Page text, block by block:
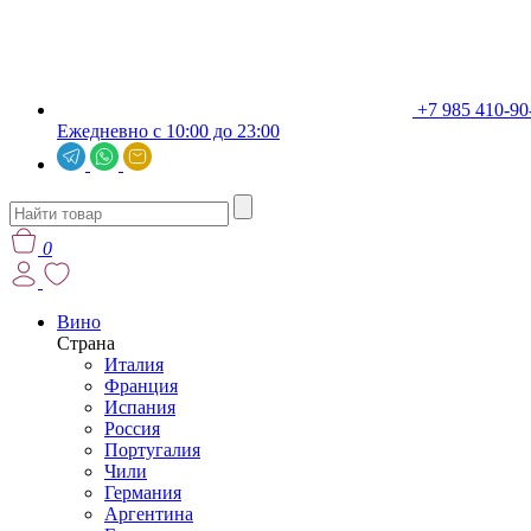
+7 985 410-
Ежедневно с 10:00 до 23:00
0
Вино
Страна
Италия
Франция
Испания
Россия
Португалия
Чили
Германия
Аргентина